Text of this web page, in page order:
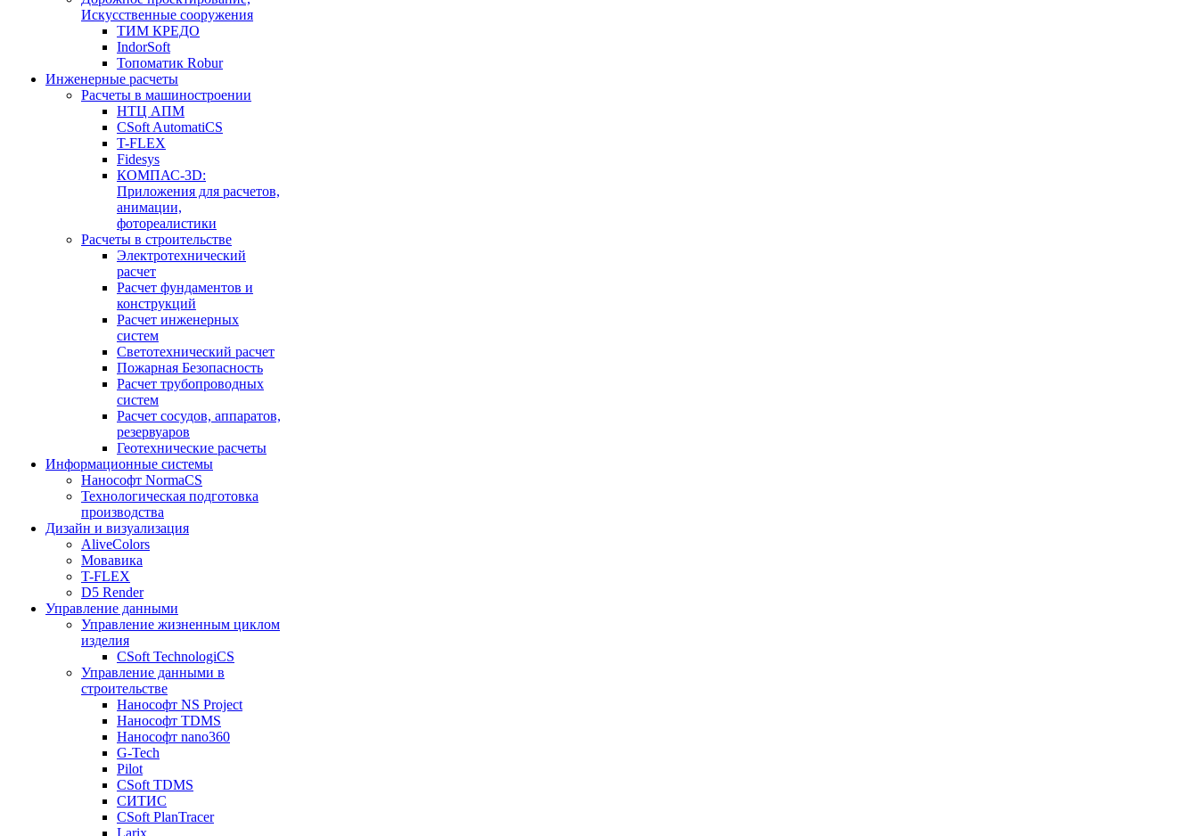
Искусственные сооружения
ТИМ КРЕДО
IndorSoft
Топоматик Robur
Инженерные расчеты
Расчеты в машиностроении
НТЦ АПМ
CSoft AutomatiCS
T-FLEX
Fidesys
КОМПАС-3D:
Приложения для расчетов,
анимации,
фотореалистики
Расчеты в строительстве
Электротехнический
расчет
Расчет фундаментов и
конструкций
Расчет инженерных
систем
Светотехнический расчет
Пожарная Безопасность
Расчет трубопроводных
систем
Расчет сосудов, аппаратов,
резервуаров
Геотехнические расчеты
Информационные системы
Нанософт NormaCS
Технологическая подготовка
производства
Дизайн и визуализация
AliveColors
Мовавика
T-FLEX
D5 Render
Управление данными
Управление жизненным циклом
изделия
CSoft TechnologiCS
Управление данными в
строительстве
Нанософт NS Project
Нанософт TDMS
Нанософт nano360
G-Tech
Pilot
CSoft TDMS
СИТИС
CSoft PlanTracer
Larix